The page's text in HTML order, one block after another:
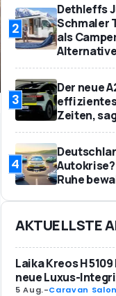
2
Dethleffs
Schmaler
als
Alternative
3
Der neue
Zeiten,
4
Ruhe
AKTUELLSTE
Laika Kreos H
neue Luxus-
5 Aug.-Caravan Salon